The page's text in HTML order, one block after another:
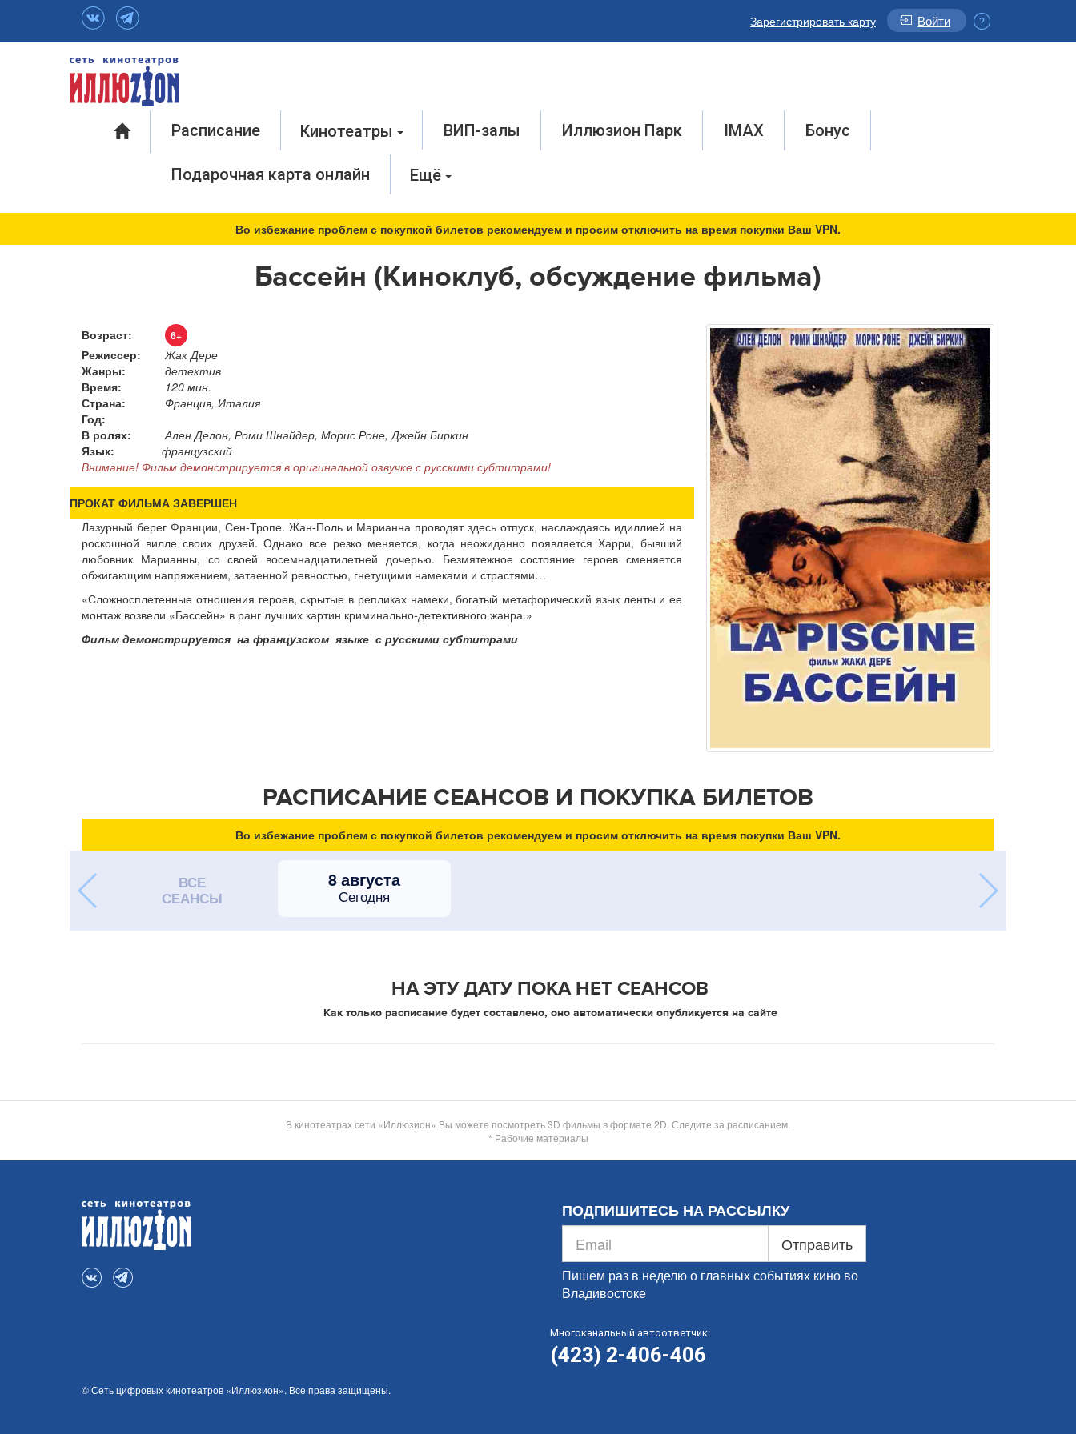
Зарегистрировать карту Войти
Расписание Кинотеатры ВИП-залы Иллюзион Парк IMAX Бонус
Подарочная карта онлайн Ещё
Во избежание проблем с покупкой билетов рекомендуем и просим отключить на время покупки Ваш VPN.
Бассейн (Киноклуб, обсуждение фильма)
Возраст: 6+
Режиссер:
Жак Дере
Жанры:
детектив
Время:
120 мин.
Страна:
Франция, Италия
Год:
В ролях:
Ален Делон, Роми Шнайдер, Морис Роне, Джейн Биркин
Язык:
французский
Внимание! Фильм демонстрируется в оригинальной озвучке с русскими субтитрами!
ПРОКАТ ФИЛЬМА ЗАВЕРШЕН
Лазурный берег Франции, Сен-Тропе. Жан-Поль и Марианна проводят здесь отпуск, наслаждаясь идиллией на
роскошной вилле своих друзей. Однако все резко меняется, когда неожиданно появляется Харри, бывший
любовник Марианны, со своей восемнадцатилетней дочерью. Безмятежное состояние героев сменяется
обжигающим напряжением, затаенной ревностью, гнетущими намеками и страстями…
«Сложносплетенные отношения героев, скрытые в репликах намеки, богатый метафорический язык ленты и ее
монтаж возвели «Бассейн» в ранг лучших картин криминально-детективного жанра.»
Фильм демонстрируется на французском языке с русскими субтитрами
РАСПИСАНИЕ СЕАНСОВ И ПОКУПКА БИЛЕТОВ
Во избежание проблем с покупкой билетов рекомендуем и просим отключить на время покупки Ваш VPN.
ВСЕ
СЕАНСЫ
8 августа
Сегодня
НА ЭТУ ДАТУ ПОКА НЕТ СЕАНСОВ
Как только расписание будет составлено, оно автоматически опубликуется на сайте
В кинотеатрах сети «Иллюзион» Вы можете посмотреть 3D фильмы в формате 2D. Следите за расписанием.
* Рабочие материалы
ПОДПИШИТЕСЬ НА РАССЫЛКУ
Отправить
Пишем раз в неделю о главных событиях кино во
Владивостоке
Многоканальный автоответчик:
(423) 2-406-406
© Сеть цифровых кинотеатров «Иллюзион». Все права защищены.